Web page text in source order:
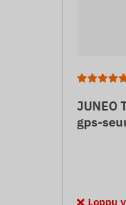
JUNEO
gps-
Loppu